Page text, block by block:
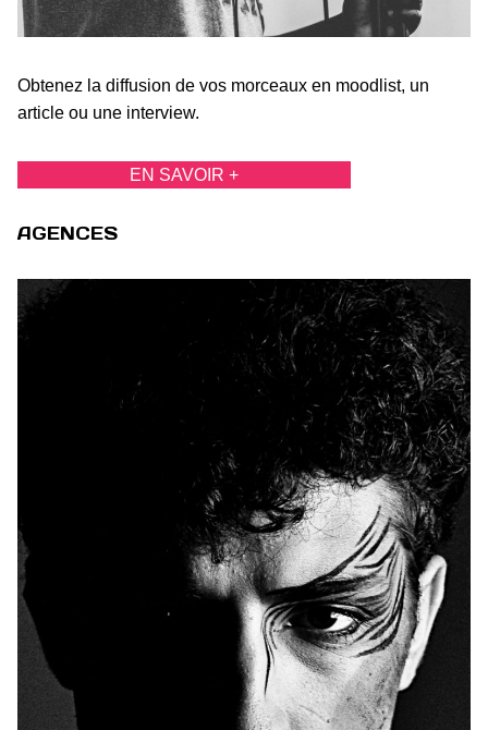
Obtenez la diffusion de vos morceaux en moodlist, un
article ou une interview.
EN SAVOIR +
AGENCES